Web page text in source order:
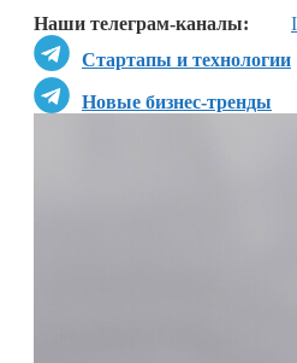
Наши телеграм-каналы:
Стартапы и технологии
Новые бизнес-тренды